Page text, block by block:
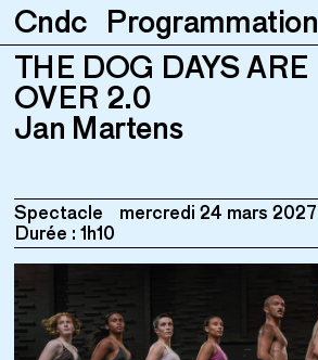
Cndc Programmation
THE DOG DAYS ARE OVER 2.0
Jan Martens
THE DOG DAYS ARE
OVER 2.0
Jan Martens
Spectacle mercredi 24 mars 2027
Durée : 1h10